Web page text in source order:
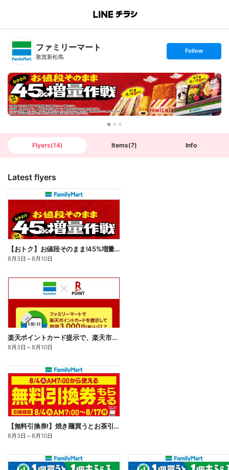
B
n
T
ファミリーマート
敦賀新松島
s
t
o
l
l
o
w
Follow
Flyers(14) Items(7) Info
Latest flyers
【おトク】お値段そのまま!45%増量作戦!
8月3日 ～8月10日
楽天ポイントカード提示で、楽天市場でのお買い物がおトクに!
8月3日 ～8月10日
【無料引換券!】焼き麺買うとお茶引換券貰える!
8月3日 ～8月10日